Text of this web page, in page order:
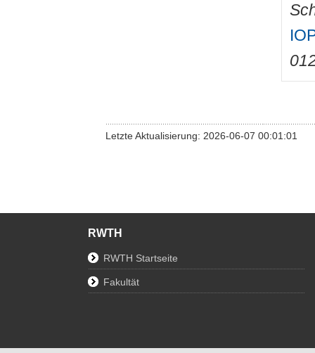
Letzte Aktualisierung: 2026-06-07 00:01:01
RWTH
RWTH Startseite
Fakultät